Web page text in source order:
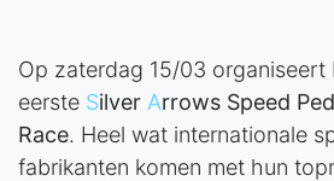
Op zaterdag 15/03 organiseert
eerste Silver Arrows Speed
Race. Heel wat internationale
fabrikanten komen met hun